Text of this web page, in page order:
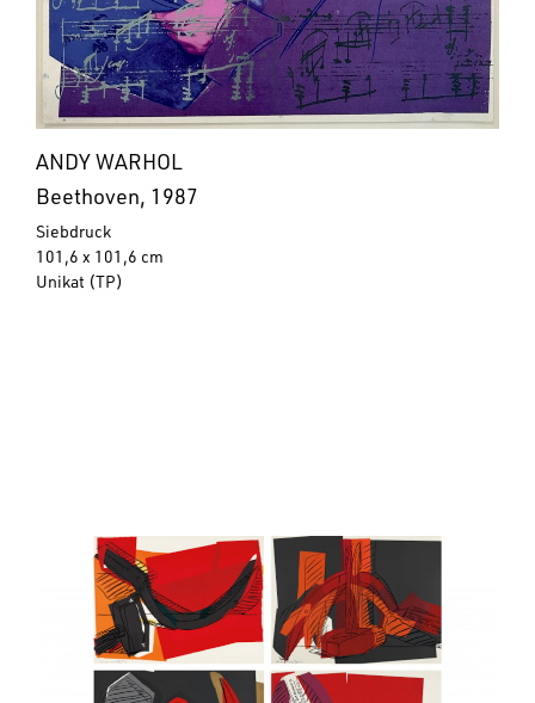
ANDY WARHOL
Beethoven, 1987
Siebdruck
101,6 x 101,6 cm
Unikat (TP)